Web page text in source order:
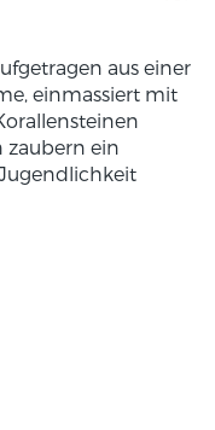
aus einer
einmassiert mit
zaubern ein